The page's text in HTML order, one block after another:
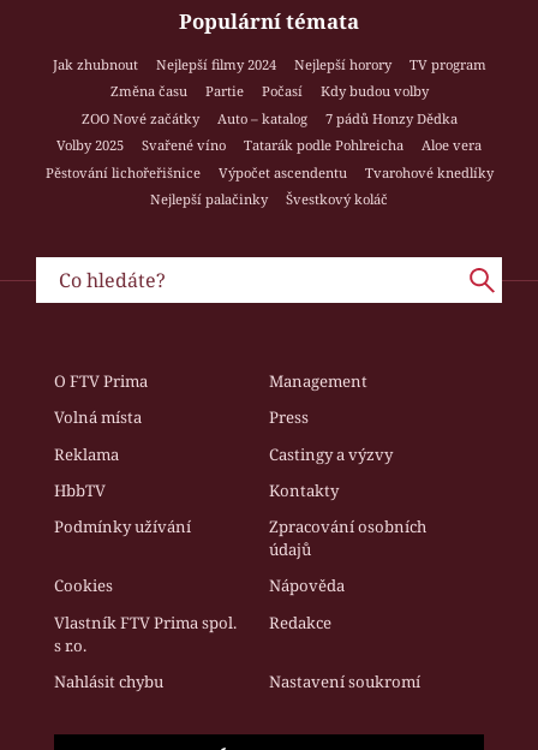
Populární témata
Jak zhubnout Nejlepší filmy 2024 Nejlepší horory
TV program
Změna času
Partie Počasí
Kdy budou volby
ZOO Nové začátky
Auto – katalog
7 pádů Honzy Dědka
Volby 2025
Svařené víno Tatarák podle Pohlreicha
Aloe vera
Pěstování lichořeřišnice
Výpočet ascendentu
Tvarohové knedlíky
Nejlepší palačinky
Švestkový koláč
O FTV Prima
Management
Volná místa
Press
Reklama
Castingy a výzvy
HbbTV
Kontakty
Podmínky užívání
Zpracování osobních
údajů
Cookies
Nápověda
Vlastník FTV Prima spol.
s r.o.
Redakce
Nahlásit chybu Nastavení soukromí